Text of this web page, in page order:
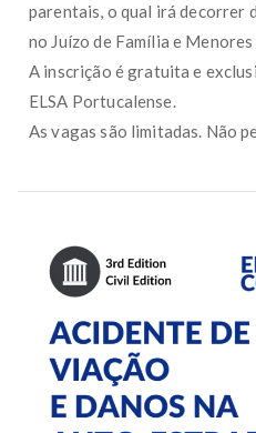
parentais, o qual irá decorrer
no Juízo de Família e
A inscrição é gratuita e
ELSA Portucalense.
As vagas são limitadas. Não